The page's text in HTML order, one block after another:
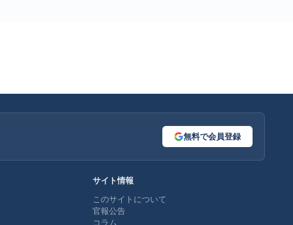
無料で会員登録
サイト情報
このサイトについて
官報公告
コラム